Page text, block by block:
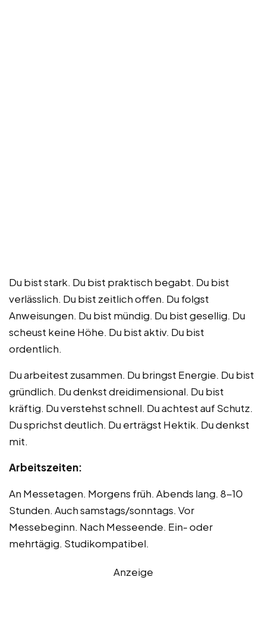
Du bist stark. Du bist praktisch begabt. Du bist
verlässlich. Du bist zeitlich offen. Du folgst
Anweisungen. Du bist mündig. Du bist gesellig. Du
scheust keine Höhe. Du bist aktiv. Du bist
ordentlich.
Du arbeitest zusammen. Du bringst Energie. Du bist
gründlich. Du denkst dreidimensional. Du bist
kräftig. Du verstehst schnell. Du achtest auf Schutz.
Du sprichst deutlich. Du erträgst Hektik. Du denkst
mit.
Arbeitszeiten:
An Messetagen. Morgens früh. Abends lang. 8-10
Stunden. Auch samstags/sonntags. Vor
Messebeginn. Nach Messeende. Ein- oder
mehrtägig. Studikompatibel.
Anzeige